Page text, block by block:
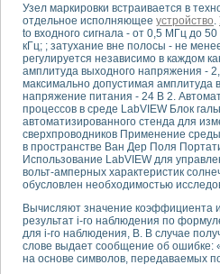
Интроскан
система
USB"
терапии серии СКАН
тензометрия и т.п.)
измерения параметров дизельных
тяговых электродвигателей
инструментов
элементной базы машин
module для моделирования
скорости подвижного состава для
исследований в
Nl SCXI для ультразвуковых
сварных швов
Узел маркировки встраивается в
отдельное исполняющее устройство
to входного сигнала - от 0,5 МГц до
кГц; ; затухание вне полосы - не
регулируется независимо в каждом
амплитуда выходного напряжения -
максимально допустимая амплитуда
напряжение питания - 24 В 2.
процессов в среде LabVIEW Блок
автоматизированного стенда для
сверхпроводников Применение
в пространстве Ван Дер Поля
Использование LabVIEW для
вольт-амперных характеристик
обусловлен необходимостью
Вычисляют значение коэффициента
результат i-го наблюдения по
для i-го наблюдения, В. В случае
слове выдает сообщение об ошибке:
на основе символов, передаваемых